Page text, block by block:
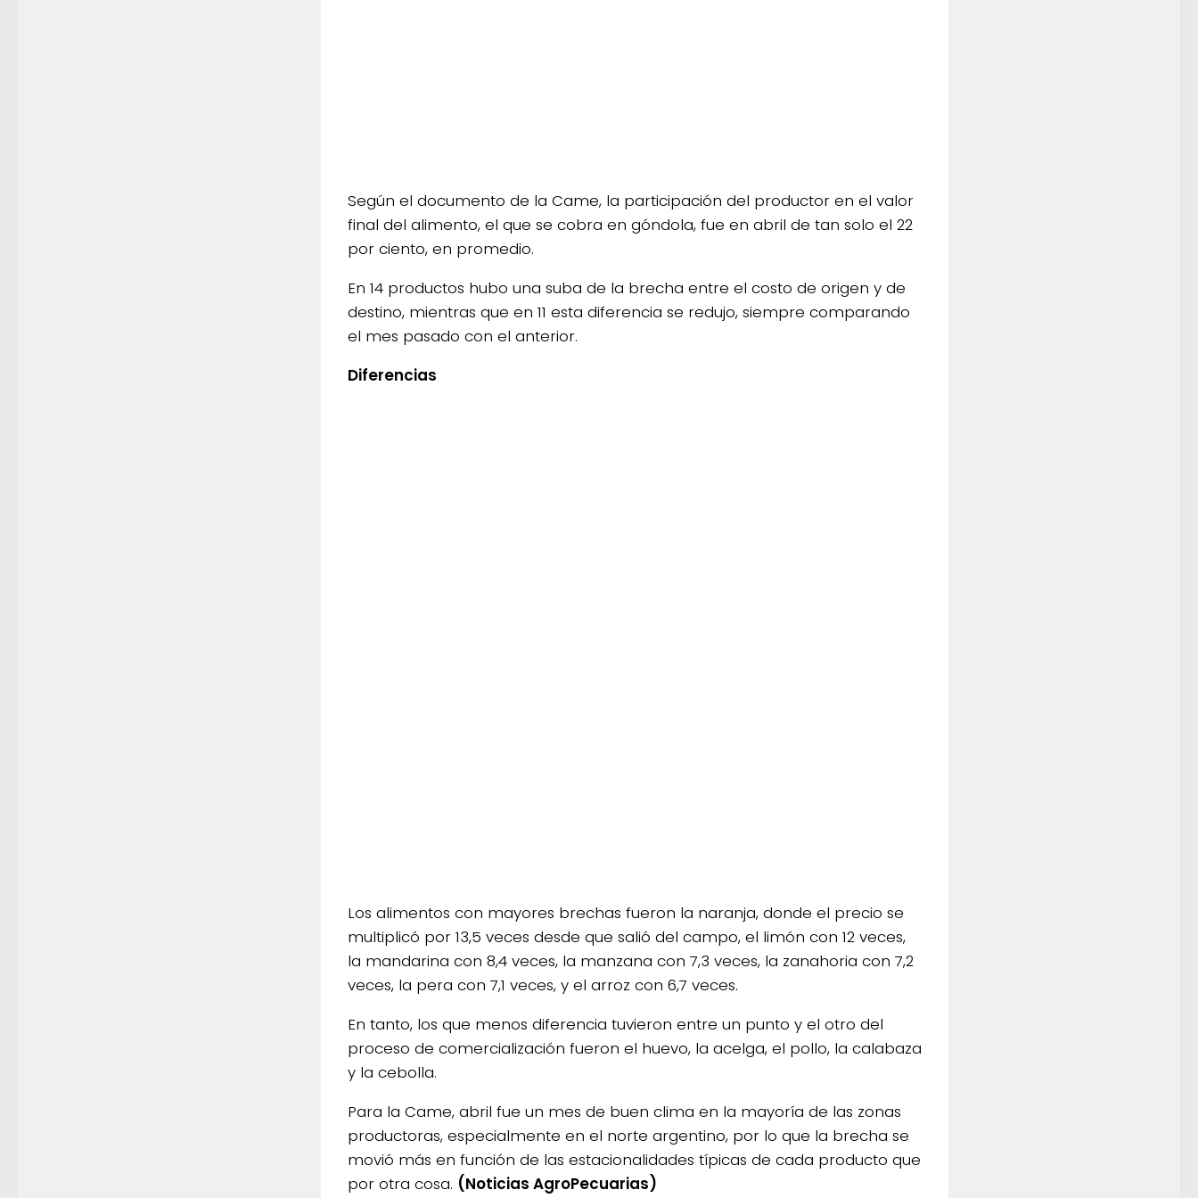
Según el documento de la Came, la participación del productor en el valor
final del alimento, el que se cobra en góndola, fue en abril de tan solo el 22
por ciento, en promedio.
En 14 productos hubo una suba de la brecha entre el costo de origen y de
destino, mientras que en 11 esta diferencia se redujo, siempre comparando
el mes pasado con el anterior.
Diferencias
Los alimentos con mayores brechas fueron la naranja, donde el precio se
multiplicó por 13,5 veces desde que salió del campo, el limón con 12 veces,
la mandarina con 8,4 veces, la manzana con 7,3 veces, la zanahoria con 7,2
veces, la pera con 7,1 veces, y el arroz con 6,7 veces.
En tanto, los que menos diferencia tuvieron entre un punto y el otro del
proceso de comercialización fueron el huevo, la acelga, el pollo, la calabaza
y la cebolla.
Para la Came, abril fue un mes de buen clima en la mayoría de las zonas
productoras, especialmente en el norte argentino, por lo que la brecha se
movió más en función de las estacionalidades típicas de cada producto que
por otra cosa. (Noticias AgroPecuarias)